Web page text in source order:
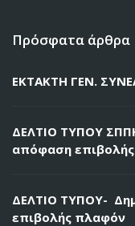
Πρόσφατα άρθρα
ΕΚΤΑΚΤΗ ΓΕΝ.
ΔΕΛΤΙΟ ΤΥΠΟΥ
απόφαση
ΔΕΛΤΙΟ ΤΥΠΟΥ-
επιβολής πλαφόν